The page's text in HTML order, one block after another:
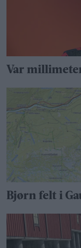
Var
Bjørn felt i